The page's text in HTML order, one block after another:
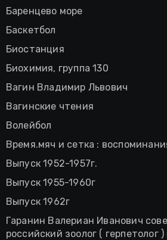
Баренцево море
Баскетбол
Биостанция
Биохимия, группа 130
Вагин Владимир Львович
Вагинские чтения
Волейбол
Время.мяч и сетка :
Выпуск 1952-1957г.
Выпуск 1955-1960г
Выпуск 1962г
Гаранин Валериан Иванович
российский зоолог ( герпетолог